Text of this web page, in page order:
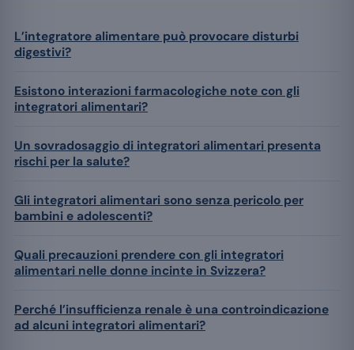
L’integratore alimentare può provocare disturbi
digestivi?
Esistono interazioni farmacologiche note con gli
integratori alimentari?
Un sovradosaggio di integratori alimentari presenta
rischi per la salute?
Gli integratori alimentari sono senza pericolo per
bambini e adolescenti?
Quali precauzioni prendere con gli integratori
alimentari nelle donne incinte in Svizzera?
Perché l’insufficienza renale è una controindicazione
ad alcuni integratori alimentari?